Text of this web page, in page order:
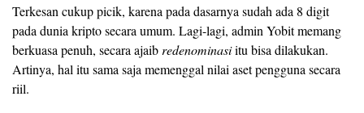
Terkesan cukup picik, karena pada dasarnya sudah ada 8 digit
pada dunia kripto secara umum. Lagi-lagi, admin Yobit memang
berkuasa penuh, secara ajaib redenominasiitu bisa dilakukan.
Artinya, hal itu sama saja memenggal nilai aset pengguna secara
riil.